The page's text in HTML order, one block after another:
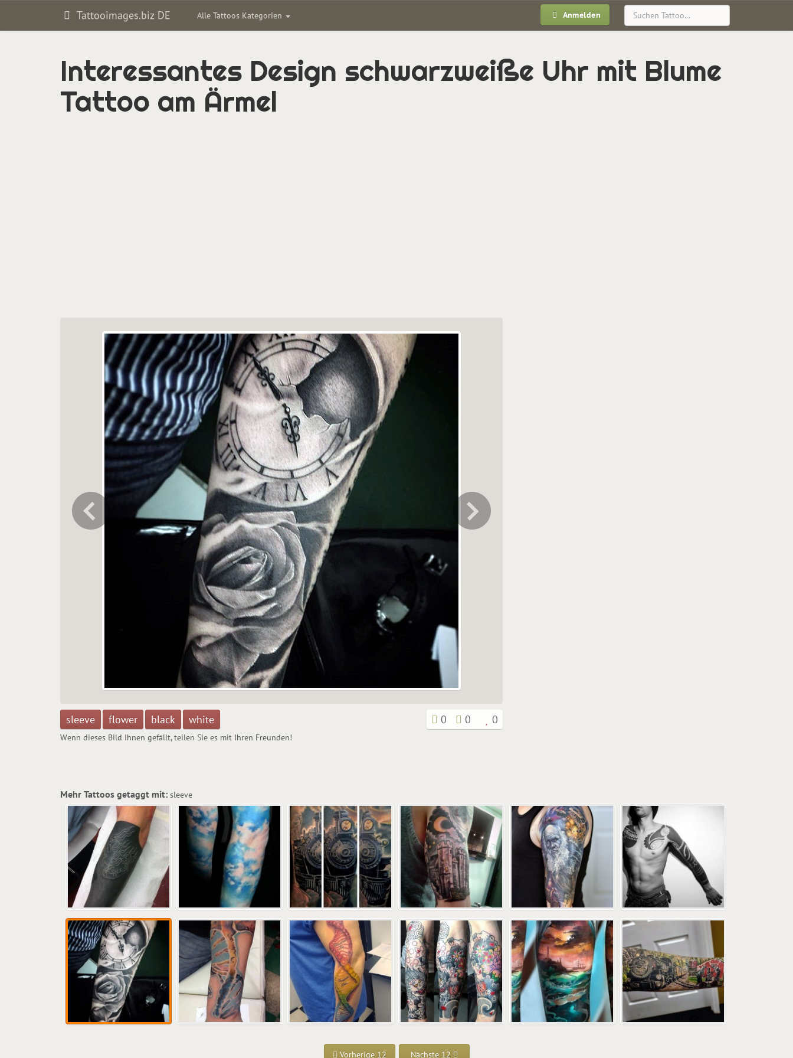
Tattooimages.biz DE Alle Tattoos Kategorien Anmelden
Interessantes Design schwarzweiße Uhr mit Blume
Tattoo am Ärmel
sleeve flower black white 0 0 0
Wenn dieses Bild Ihnen gefällt, teilen Sie es mit Ihren Freunden!
Mehr Tattoos getaggt mit: sleeve
Vorherige 12 Nächste 12